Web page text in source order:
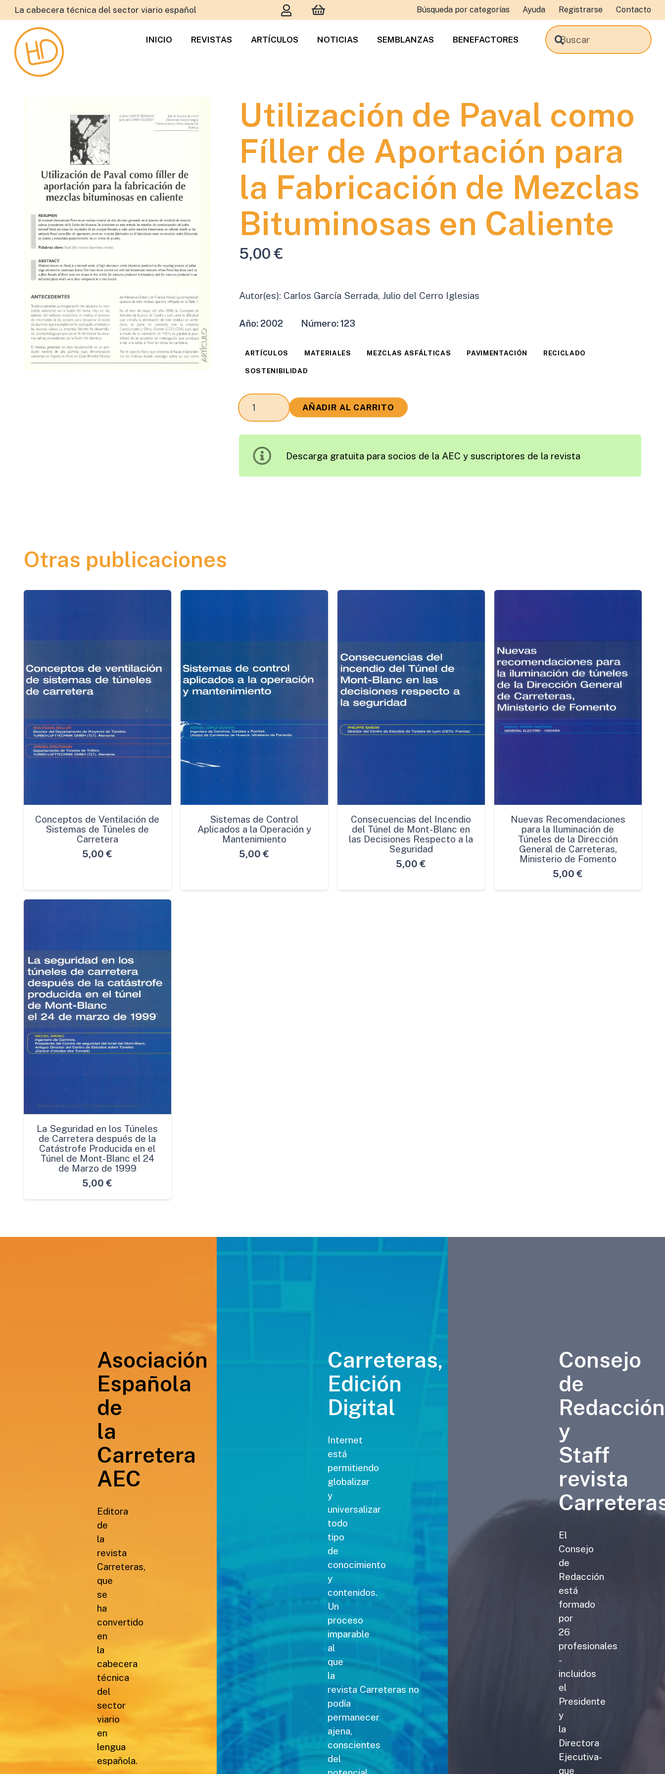
La cabecera técnica del sector viario español Búsqueda por categorías Ayuda Registrarse Contacto
INICIO REVISTAS ARTÍCULOS NOTICIAS SEMBLANZAS BENEFACTORES
Utilización de Paval como
Fíller de Aportación para
la Fabricación de Mezclas
Bituminosas en Caliente
5,00€
Autor(es): Carlos García Serrada, Julio del Cerro Iglesias
Año:2002 Número:123
ARTÍCULOS MATERIALES MEZCLAS ASFÁLTICAS PAVIMENTACIÓN RECICLADO
SOSTENIBILIDAD
Utilización
de
Fíller
AÑADIR AL CARRITO
Descarga gratuita para socios de la AEC y suscriptores de la revista
Otras publicaciones
Conceptos de Ventilación de
Sistemas de Túneles de
Carretera
5,00 €
Sistemas de Control
Aplicados a la Operación y
Mantenimiento
5,00 €
Consecuencias del Incendio
del Túnel de Mont-Blanc en
las Decisiones Respecto a la
Seguridad
5,00 €
Nuevas Recomendaciones
para la Iluminación de
Túneles de la Dirección
General de Carreteras,
Ministerio de Fomento
5,00 €
La Seguridad en los Túneles
de Carretera después de la
Catástrofe Producida en el
Túnel de Mont-Blanc el 24
de Marzo de 1999
5,00 €
Asociación
Española
de
la
Carretera
AEC
Editora
de
la
revista
Carreteras,
que
se
ha
convertido
en
la
cabecera
técnica
del
sector
viario
en
lengua
española.
Carreteras,
Edición
Digital
Internet
está
permitiendo
globalizar
y
universalizar
todo
tipo
de
conocimiento
y
contenidos.
Un
proceso
imparable
al
que
la
revista Carreteras no
podía
permanecer
ajena,
conscientes
del
Consejo
de
Redacción
y
Staff
revista
El
Consejo
de
Redacción
está
formado
por
26
profesionales
-
incluidos
el
Presidente
y
la
Directora
Ejecutiva-
que